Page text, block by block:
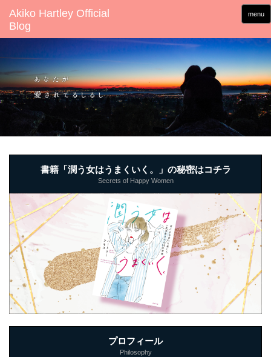
menu
書籍「潤う女はうまくいく。」の秘密はコチラ
Secrets of Happy Women
プロフィール
Philosophy